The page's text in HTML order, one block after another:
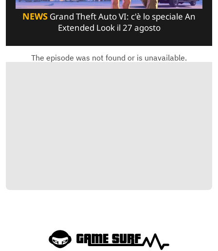
NEWS Grand Theft Auto VI: c'è lo speciale An
Extended Look il 27 agosto